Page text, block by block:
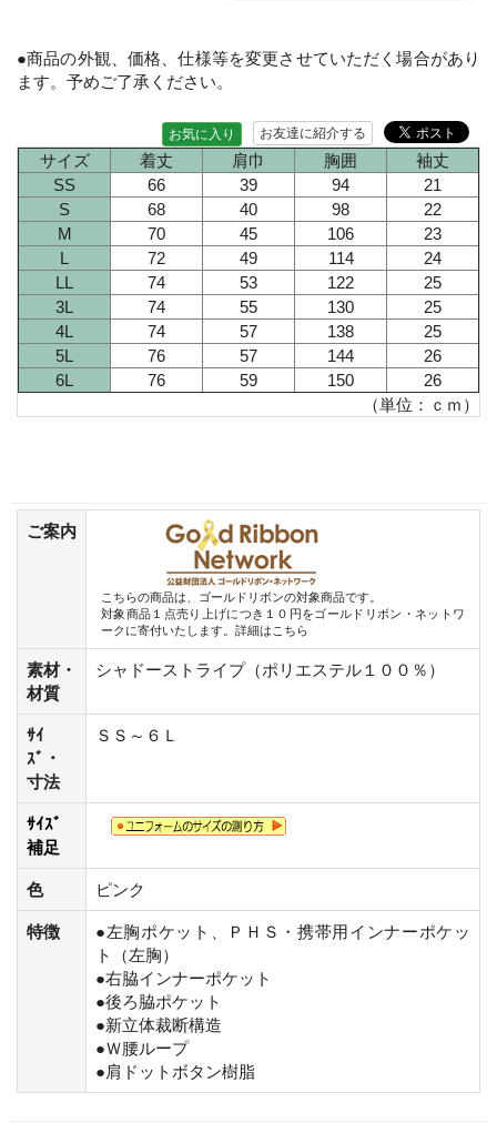
●商品の外観、価格、仕様等を変更させていただく場合があり
ます。予めご了承ください。
お友達に紹介する
お気に入り
サイズ 着丈 肩巾 胸囲
袖丈
SS
66 39 94
21
S
68 40 98
22
M
70 45 106
23
L
72 49 114
24
LL
74 53 122
25
3L
74 55 130
25
4L
74 57 138
25
5L
76 57 144
26
6L
76 59 150
26
（単位：ｃｍ）
ご案内
こちらの商品は、ゴールドリボンの対象商品です。
対象商品１点売り上げにつき１０円をゴールドリボン・ネットワ
ークに寄付いたします。 詳細はこちら
素材・
材質
シャドーストライプ（ポリエステル１００％）
ｻｲ
ｽﾞ・
寸法
ＳＳ～６Ｌ
ｻｲｽﾞ
補足
色 ピンク
特徴
●左胸ポケット、ＰＨＳ・携帯用インナーポケッ
ト（左胸）
●右脇インナーポケット
●後ろ脇ポケット
●新立体裁断構造
●Ｗ腰ループ
●肩ドットボタン樹脂